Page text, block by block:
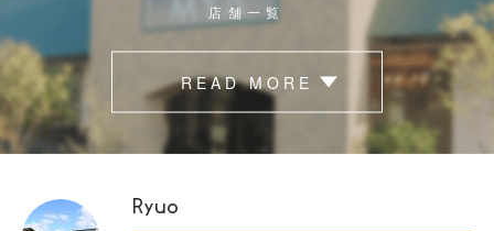
店舗一覧
READ MORE
Ryuo